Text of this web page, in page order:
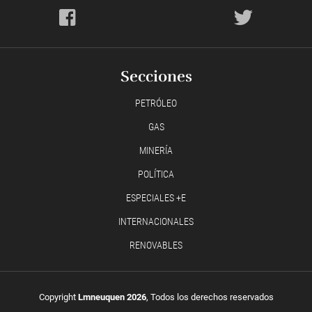
Secciones
PETRÓLEO
GAS
MINERÍA
POLÍTICA
ESPECIALES +E
INTERNACIONALES
RENOVABLES
Copyright Lmneuquen 2026, Todos los derechos reservados